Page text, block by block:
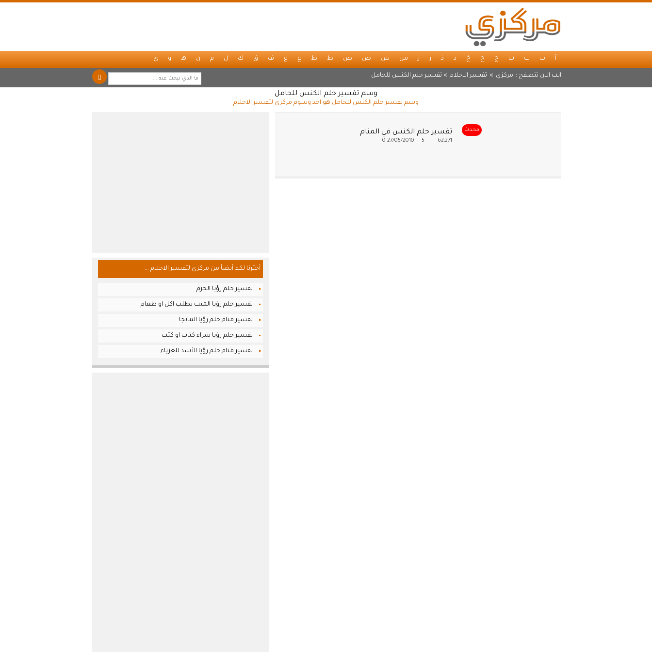
أ ب ت ث ج ح خ د ذ ر ز س ش ص ض ط ظ ع غ ف ق ك ل م ن هـ و ي
انت الان تتصفح : مركزي » تفسير الاحلام » تفسير حلم الكنس للحامل
وسم تفسير حلم الكنس للحامل
وسم تفسير حلم الكنس للحامل هو احد وسوم مركزي لتفسير الاحلام
محدث تفسير حلم الكنس في المنام
62,271
27/05/2010
0
أخترنا لكم أيضاً من مركزي لتفسير الاحلام ...
تفسير حلم رؤيا الخزم
تفسير حلم رؤيا الميت يطلب اكل او طعام
تفسير منام حلم رؤيا المانجا
تفسير حلم رؤيا شراء كتاب او كتب
تفسير منام حلم رؤيا الأسد للعزباء